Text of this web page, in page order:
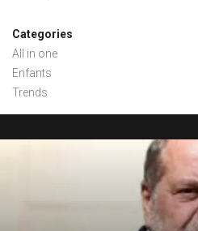
Categories
All in one
Enfants
Trends